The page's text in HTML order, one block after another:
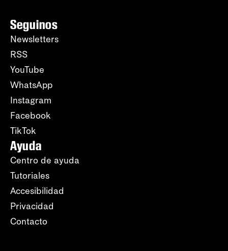
Seguinos
Newsletters
RSS
YouTube
WhatsApp
Instagram
Facebook
TikTok
Ayuda
Centro de ayuda
Tutoriales
Accesibilidad
Privacidad
Contacto